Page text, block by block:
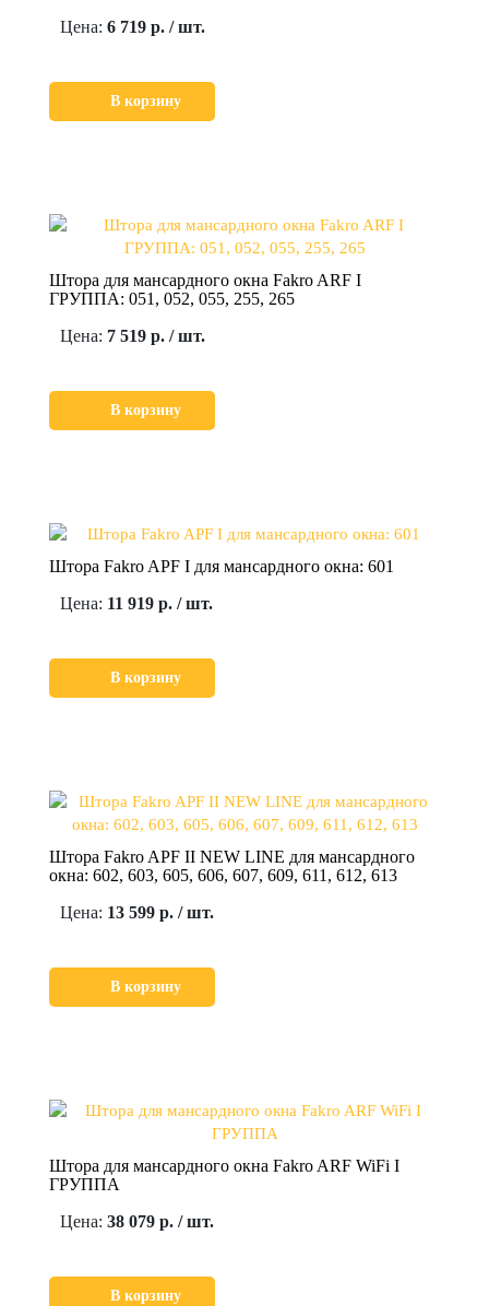
Цена: 6 719 р. / шт.
В корзину
Штора для мансардного окна Fakro ARF I
ГРУППА: 051, 052, 055, 255, 265
Цена: 7 519 р. / шт.
В корзину
Штора Fakro APF I для мансардного окна: 601
Цена: 11 919 р. / шт.
В корзину
Штора Fakro APF II NEW LINE для мансардного
окна: 602, 603, 605, 606, 607, 609, 611, 612, 613
Цена: 13 599 р. / шт.
В корзину
Штора для мансардного окна Fakro ARF WiFi I
ГРУППА
Цена: 38 079 р. / шт.
В корзину